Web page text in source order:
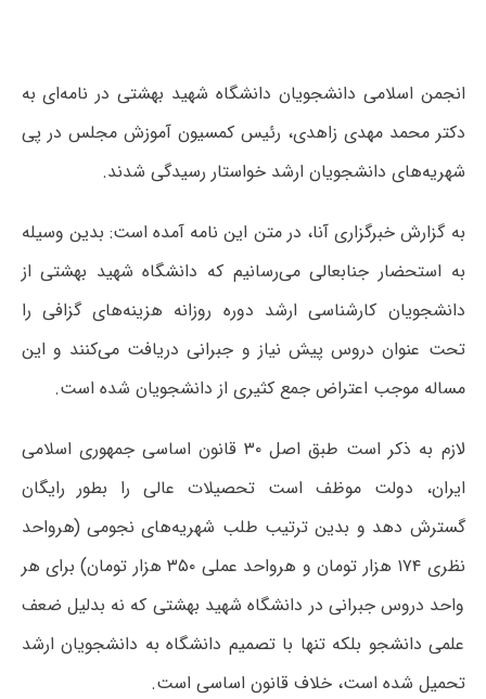
انجمن اسلامی دانشجویان دانشگاه شهید بهشتی در نامه‌ای به
دکتر محمد مهدی زاهدی، رئیس کمسیون آموزش مجلس در پی
شهریه‌های دانشجویان ارشد خواستار رسیدگی شدند.
به گزارش خبرگزاری آنا، در متن این نامه آمده است: بدین وسیله
به استحضار جنابعالی می‌رسانیم که دانشگاه شهید بهشتی از
دانشجویان کارشناسی ارشد دوره روزانه هزینه‌های گزافی را
تحت عنوان دروس پیش نیاز و جبرانی دریافت می‌کنند و این
مساله موجب اعتراض جمع کثیری از دانشجویان شده است.
لازم به ذکر است طبق اصل ۳۰ قانون اساسی جمهوری اسلامی
ایران، دولت موظف است تحصیلات عالی را بطور رایگان
گسترش دهد و بدین ترتیب طلب شهریه‌های نجومی (هرواحد
نظری ۱۷۴ هزار تومان و هرواحد عملی ۳۵۰ هزار تومان) برای هر
واحد دروس جبرانی در دانشگاه شهید بهشتی که نه بدلیل ضعف
علمی دانشجو بلکه تنها با تصمیم دانشگاه به دانشجویان ارشد
تحمیل شده است، خلاف قانون اساسی است.